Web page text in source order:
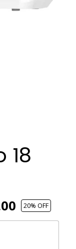
18
20% OFF